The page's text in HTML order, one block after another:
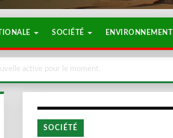
SOCIÉTÉ ENVIRONNEMENT
active pour le moment.
SOCIÉTÉ